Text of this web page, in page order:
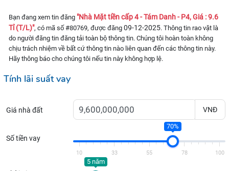
Bạn đang xem tin đăng "Nhà Mặt tiền cấp 4 - Tám Danh - P4, Giá : 9.6
Tỉ (T/L)", có mã số #80769, được đăng 09-12-2025. Thông tin rao vặt là
do người đăng tin đăng tải toàn bộ thông tin. Chúng tôi hoàn toàn không
chịu trách nhiệm về bất cứ thông tin nào liên quan đến các thông tin này.
Hãy thông báo cho chúng tôi nếu tin này không hợp lệ.
Tính lãi suất vay
Giá nhà đất VNĐ
Số tiền vay
70%
10 33 55 78 100
5 năm